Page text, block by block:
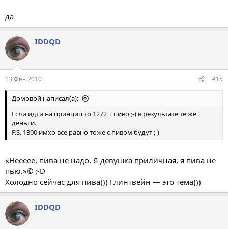
да
IDDQD
13 Фев 2010 #15
Домовой написал(а):
Если идти на принцип то 1272 + пиво ;-) в результате те же
деньги.
P.S. 1300 имхо все равно тоже с пивом будут ;-)
«Неееее, пива не надо. Я девушка приличная, я пива не
пью.»© :-D
Холодно сейчас для пива))) Глинтвейн — это тема)))
IDDQD